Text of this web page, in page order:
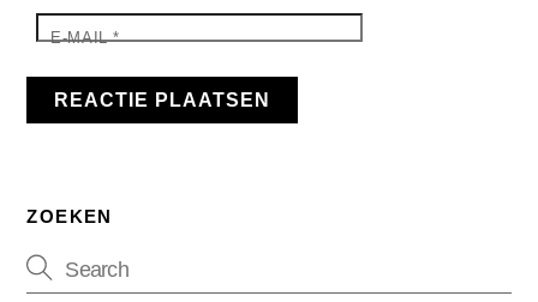
E-MAIL*
ZOEKEN